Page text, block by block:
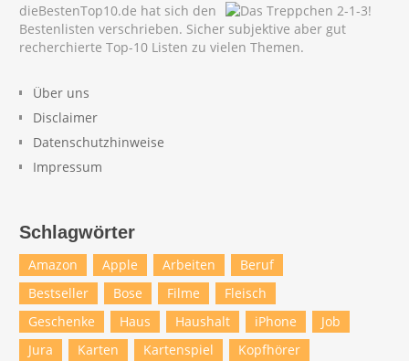
dieBestenTop10.de hat sich den
Bestenlisten verschrieben. Sicher subjektive aber gut
recherchierte Top-10 Listen zu vielen Themen.
Über uns
Disclaimer
Datenschutzhinweise
Impressum
Schlagwörter
Amazon Apple Arbeiten
Beruf
Bestseller
Bose Filme
Fleisch
Geschenke
Haus Haushalt iPhone
Job
Jura
Karten Kartenspiel
Kopfhörer